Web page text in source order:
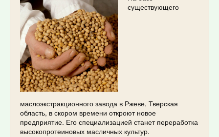
существующего
маслоэкстракционного завода в Ржеве, Тверская
область, в скором времени откроют новое
предприятие. Его специализацией станет переработка
высокопротеиновых масличных культур.